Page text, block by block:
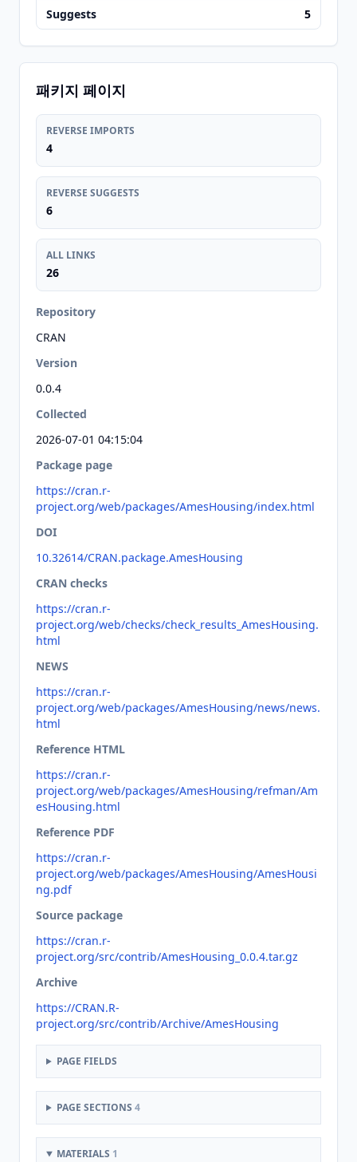
Suggests
5
패키지 페이지
REVERSE IMPORTS
4
REVERSE SUGGESTS
6
ALL LINKS
26
Repository
CRAN
Version
0.0.4
Collected
2026-07-01 04:15:04
Package page
https://cran.r-
project.org/web/packages/AmesHousing/index.html
DOI
10.32614/CRAN.package.AmesHousing
CRAN checks
https://cran.r-
project.org/web/checks/check_results_AmesHousing.
html
NEWS
https://cran.r-
project.org/web/packages/AmesHousing/news/news.
html
Reference HTML
https://cran.r-
project.org/web/packages/AmesHousing/refman/Am
esHousing.html
Reference PDF
https://cran.r-
project.org/web/packages/AmesHousing/AmesHousi
ng.pdf
Source package
https://cran.r-
project.org/src/contrib/AmesHousing_0.0.4.tar.gz
Archive
https://CRAN.R-
project.org/src/contrib/Archive/AmesHousing
PAGE FIELDS
PAGE SECTIONS 4
MATERIALS 1